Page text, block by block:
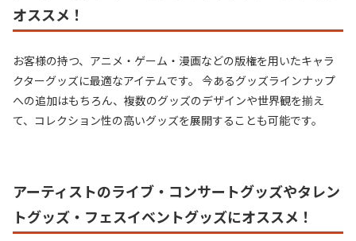
オススメ！
お客様の持つ、アニメ・ゲーム・漫画などの版権を用いたキャラ
クターグッズに最適なアイテムです。 今あるグッズラインナップ
への追加はもちろん、複数のグッズのデザインや世界観を揃え
て、コレクション性の高いグッズを展開することも可能です。
アーティストのライブ・コンサートグッズやタレン
トグッズ・フェスイベントグッズにオススメ！